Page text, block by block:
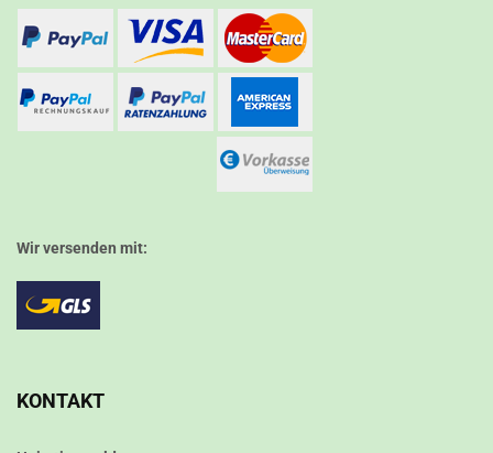
Wir versenden mit:
KONTAKT